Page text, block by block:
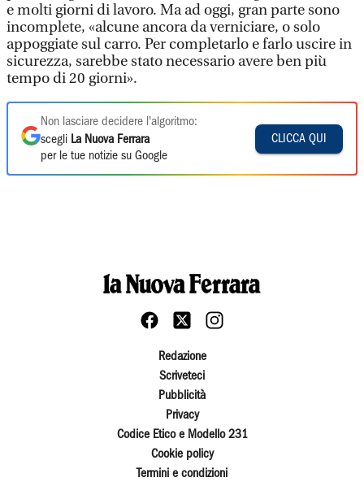
e molti giorni di lavoro. Ma ad oggi, gran parte sono
incomplete, «alcune ancora da verniciare, o solo
appoggiate sul carro. Per completarlo e farlo uscire in
sicurezza, sarebbe stato necessario avere ben più
tempo di 20 giorni».
Non lasciare decidere l'algoritmo:
scegli La Nuova Ferrara
per le tue notizie su Google
CLICCA QUI
Redazione
Scriveteci
Pubblicità
Privacy
Codice Etico e Modello 231
Cookie policy
Termini e condizioni